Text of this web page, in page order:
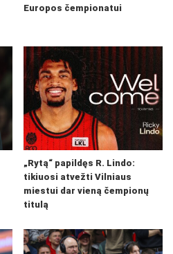
Europos čempionatui
„Rytą“ papildęs R. Lindo:
tikiuosi atvežti Vilniaus
miestui dar vieną čempionų
titulą